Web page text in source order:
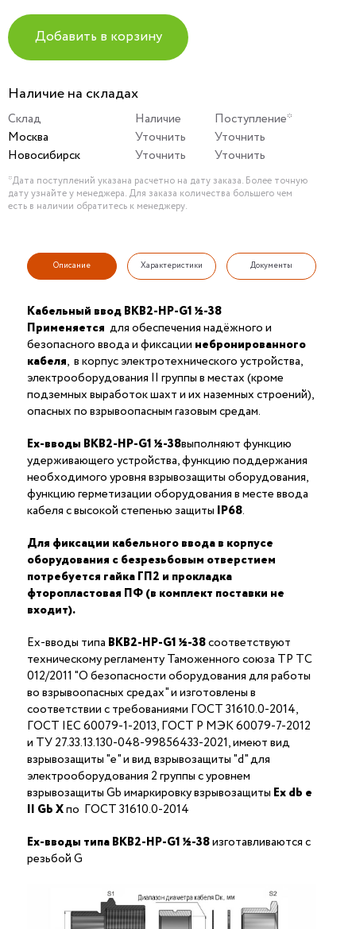
Добавить в корзину
Наличие на складах
Склад Наличие
Поступление*
Москва
Уточнить
Уточнить
Новосибирск
Уточнить Уточнить
*Дата поступлений указана расчетно на дату заказа. Более точную
дату узнайте у менеджера. Для заказа количества большего чем
есть в наличии обратитесь к менеджеру.
Описание Характеристики Документы
Кабельный ввод ВКВ2-НР-G1 ½-38
Применяется для обеспечения надёжного и
безопасного ввода и фиксации небронированного
кабеля, в корпус электротехнического устройства,
электрооборудования II группы в местах (кроме
подземных выработок шахт и их наземных строений),
опасных по взрывоопасным газовым средам.
Ex-вводы ВКВ2-НР-G1 ½-38выполняют функцию
удерживающего устройства, функцию поддержания
необходимого уровня взрывозащиты оборудования,
функцию герметизации оборудования в месте ввода
кабеля с высокой степенью защиты IP68.
Для фиксации кабельного ввода в корпусе
оборудования с безрезьбовым отверстием
потребуется гайка ГП2 и прокладка
фторопластовая ПФ (в комплект поставки не
входит).
Ex-вводы типа ВКВ2-НР-G1 ½-38соответствуют
техническому регламенту Таможенного союза ТР ТС
012/2011 "О безопасности оборудования для работы
во взрывоопасных средах" и изготовлены в
соответствии с требованиями ГОСТ 31610.0-2014,
ГОСТ IEC 60079-1-2013, ГОСТ Р МЭК 60079-7-2012
и ТУ 27.33.13.130-048-99856433-2021, имеют вид
взрывозащиты "е" и вид взрывозащиты "d" для
электрооборудования 2 группы с уровнем
взрывозащиты Gb имаркировку взрывозащиты Ехdb е
II Gb Xпо ГОСТ 31610.0-2014
Ex-вводы типа ВКВ2-НР-G1 ½-38изготавливаются с
резьбой G